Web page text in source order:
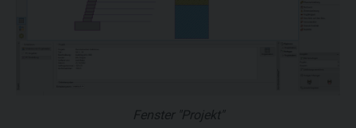
Fenster "Projekt"